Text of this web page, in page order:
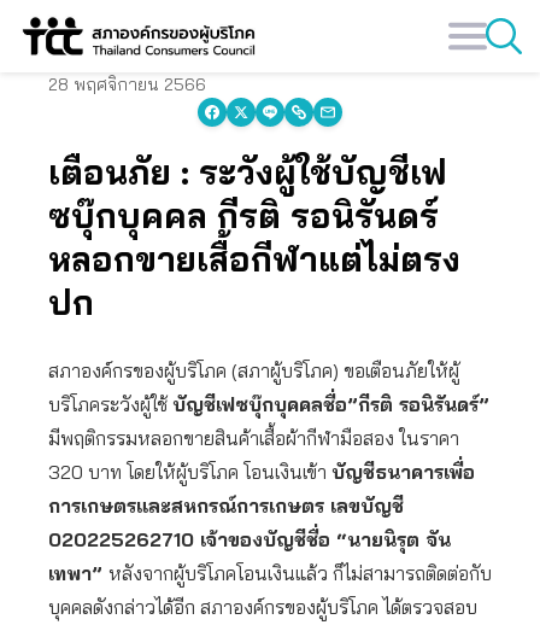
Skip
28 พฤศจิกายน 2566
เตือนภัย : ระวังผู้ใช้บัญชีเฟ
ซบุ๊กบุคคล กีรติ รอนิรันดร์
หลอกขายเสื้อกีฬาแต่ไม่ตรง
ปก
สภาองค์กรของผู้บริโภค (สภาผู้บริโภค) ขอเตือนภัยให้ผู้
บริโภคระวังผู้ใช้ บัญชีเฟซบุ๊กบุคคลชื่อ”กีรติ รอนิรันดร์”
มีพฤติกรรมหลอกขายสินค้าเสื้อผ้ากีฬามือสอง ในราคา
320 บาท โดยให้ผู้บริโภค โอนเงินเข้า บัญชีธนาคารเพื่อ
การเกษตรและสหกรณ์การเกษตร เลขบัญชี
020225262710 เจ้าของบัญชีชื่อ “นายนิรุต จัน
เทพา” หลังจากผู้บริโภคโอนเงินแล้ว ก็ไม่สามารถติดต่อกับ
บุคคลดังกล่าวได้อีก สภาองค์กรของผู้บริโภค ได้ตรวจสอบ